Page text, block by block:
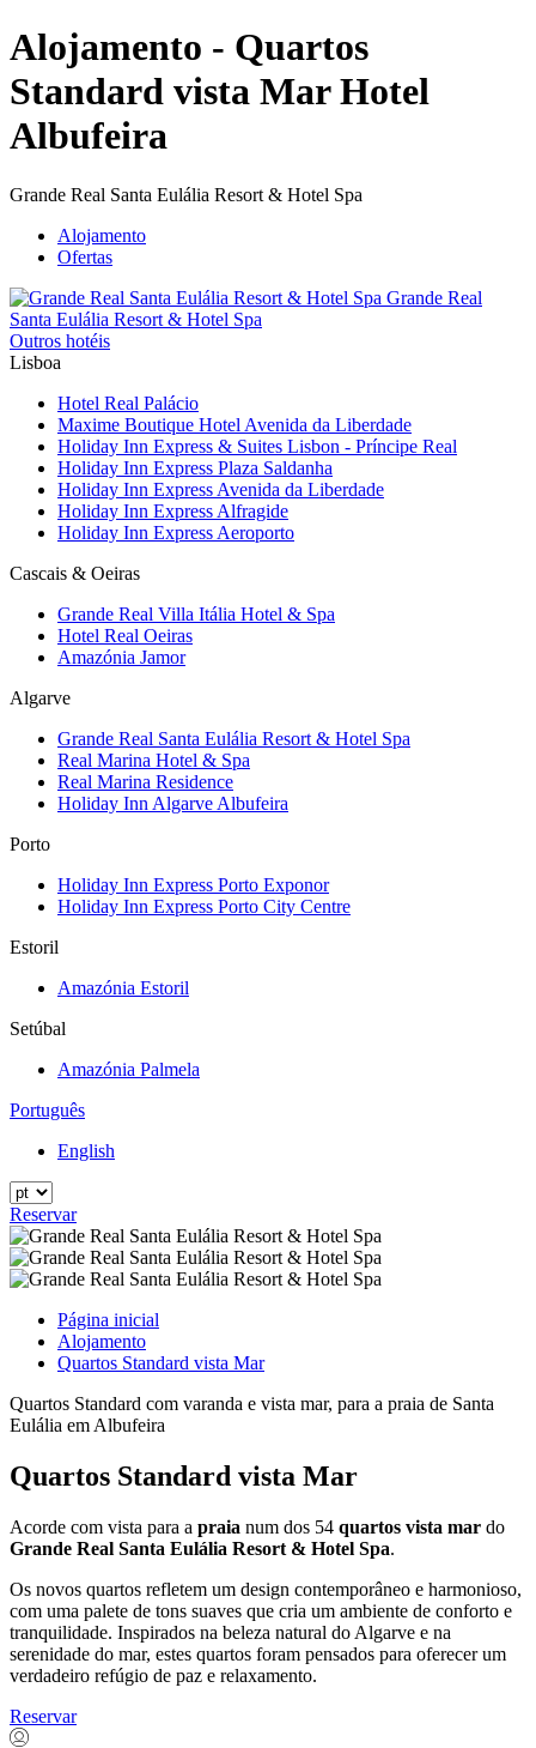
Alojamento - Quartos
Standard vista Mar Hotel
Albufeira
Grande Real Santa Eulália Resort & Hotel Spa
Alojamento
Ofertas
Grande Real
Santa Eulália Resort & Hotel Spa
Outros hotéis
Lisboa
Hotel Real Palácio
Maxime Boutique Hotel Avenida da Liberdade
Holiday Inn Express & Suites Lisbon - Príncipe Real
Holiday Inn Express Plaza Saldanha
Holiday Inn Express Avenida da Liberdade
Holiday Inn Express Alfragide
Holiday Inn Express Aeroporto
Cascais & Oeiras
Grande Real Villa Itália Hotel & Spa
Hotel Real Oeiras
Amazónia Jamor
Algarve
Grande Real Santa Eulália Resort & Hotel Spa
Real Marina Hotel & Spa
Real Marina Residence
Holiday Inn Algarve Albufeira
Porto
Holiday Inn Express Porto Exponor
Holiday Inn Express Porto City Centre
Estoril
Amazónia Estoril
Setúbal
Amazónia Palmela
Português
English
Reservar
Página inicial
Alojamento
Quartos Standard vista Mar
Quartos Standard com varanda e vista mar, para a praia de Santa
Eulália em Albufeira
Quartos Standard vista Mar
Acorde com vista para a praia num dos 54 quartos vista mar do
Grande Real Santa Eulália Resort & Hotel Spa.
Os novos quartos refletem um design contemporâneo e harmonioso,
com uma palete de tons suaves que cria um ambiente de conforto e
tranquilidade. Inspirados na beleza natural do Algarve e na
serenidade do mar, estes quartos foram pensados para oferecer um
verdadeiro refúgio de paz e relaxamento.
Reservar